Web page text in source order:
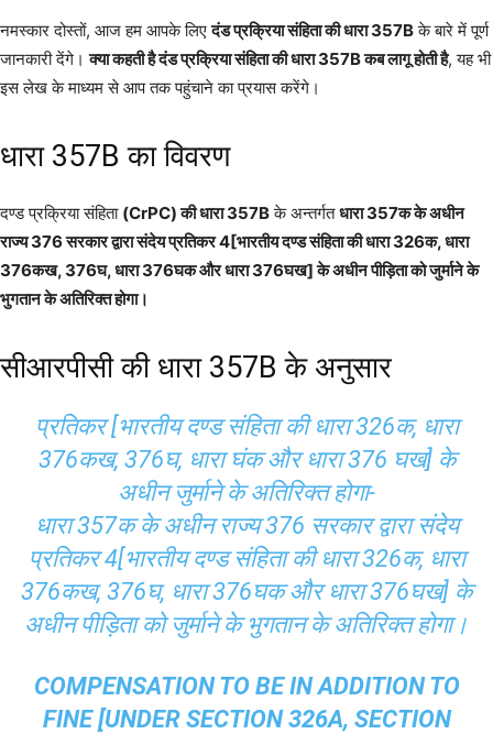
नमस्कार दोस्तों, आज हम आपके लिएदंड प्रक्रिया संहिता की धारा 357Bके बारे में पूर्ण
जानकारी देंगे।क्या कहती है दंड प्रक्रिया संहिता की धारा 357B कब लागू होती है, यह भी
इस लेख के माध्यम से आप तक पहुंचाने का प्रयास करेंगे।
धारा 357B का विवरण
दण्ड प्रक्रिया संहिता (CrPC) की धारा 357Bके अन्तर्गतधारा 357क के अधीन
राज्य 376 सरकार द्वारा संदेय प्रतिकर 4[भारतीय दण्ड संहिता की धारा 326क, धारा
376कख, 376घ, धारा 376घक और धारा 376घख] के अधीन पीड़िता को जुर्माने के
भुगतान के अतिरिक्त होगा।
सीआरपीसी की धारा 357B के अनुसार
प्रतिकर [भारतीय दण्ड संहिता की धारा 326क, धारा
376कख, 376घ, धारा घंक और धारा 376 घख] के
अधीन जुर्माने के अतिरिक्त होगा-
धारा 357क के अधीन राज्य 376 सरकार द्वारा संदेय
प्रतिकर 4[भारतीय दण्ड संहिता की धारा 326क, धारा
376कख, 376घ, धारा 376घक और धारा 376घख] के
अधीन पीड़िता को जुर्माने के भुगतान के अतिरिक्त होगा।
COMPENSATION TO BE IN ADDITION TO
FINE [UNDER SECTION 326A, SECTION